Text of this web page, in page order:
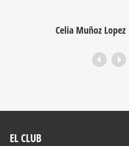
Celia Muñoz Lopez
EL CLUB